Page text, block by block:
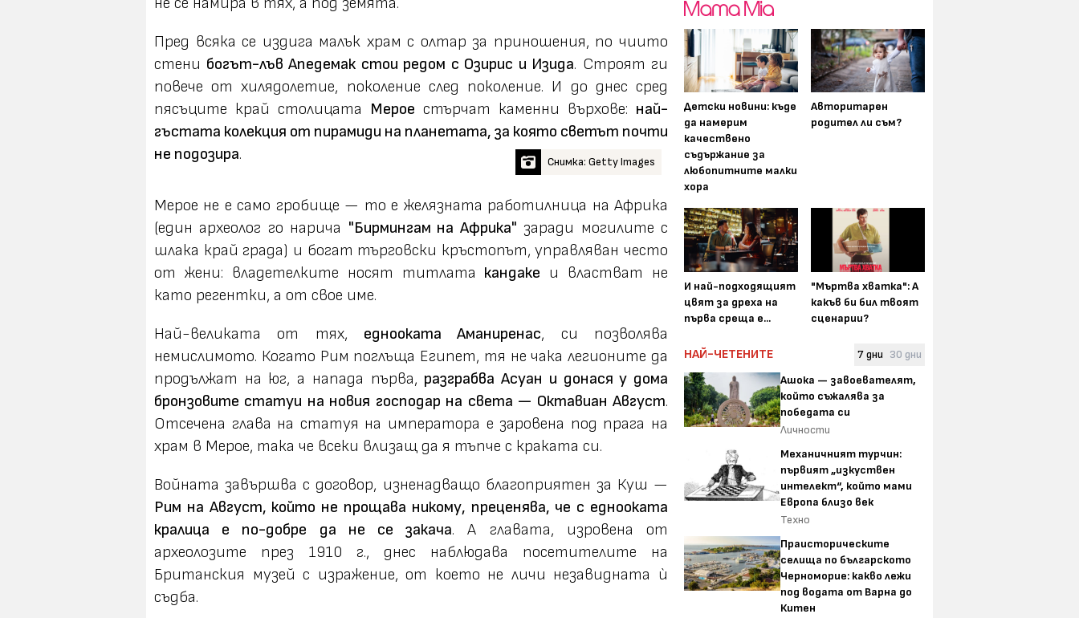
Пред всяка се издига малък храм с олтар за приношения, по чиито
стени богът-лъв Апедемак стои редом с Озирис и Изида. Строят ги
повече от хилядолетие, поколение след поколение. И до днес сред
пясъците край столицата Мерое стърчат каменни върхове: най-
гъстата колекция от пирамиди на планетата, за която светът почти
не подозира. Снимка: Getty Images
Мерое не е само гробище — то е желязната работилница на Африка
(един археолог го нарича "Бирмингам на Африка" заради могилите с
шлака край града) и богат търговски кръстопът, управляван често
от жени: владетелките носят титлата кандаке и властват не
като регентки, а от свое име.
Най-великата от тях, еднооката Аманиренас, си позволява
немислимото. Когато Рим поглъща Египет, тя не чака легионите да
продължат на юг, а напада първа,разграбва Асуан и донася у дома
бронзовите статуи на новия господар на света — Октавиан Август.
Отсечена глава на статуя на императора е заровена под прага на
храм в Мерое, така че всеки влизащ да я тъпче с краката си.
Войната завършва с договор, изненадващо благоприятен за Куш —
Рим на Август, който не прощава никому, преценява, че с еднооката
кралица е по-добре да не се закача. А главата, изровена от
археолозите през 1910 г., днес наблюдава посетителите на
Британския музей с изражение, от което не личи незавидната ѝ
съдба.
Детски новини: къде
да намерим
качествено
съдържание за
любопитните малки
хора
Авторитарен
родител ли съм?
И най-подходящият
цвят за дреха на
първа среща е...
"Мъртва хватка": А
какъв би бил твоят
сценарии?
НАЙ-ЧЕТЕНИТЕ 7 дни 30 дни
Ашока — завоевателят,
който съжалява за
победата си
Личности
Механичният турчин:
първият „изкуствен
интелект“, който мами
Европа близо век
Техно
Праисторическите
селища по българското
Черноморие: какво лежи
под водата от Варна до
Китен